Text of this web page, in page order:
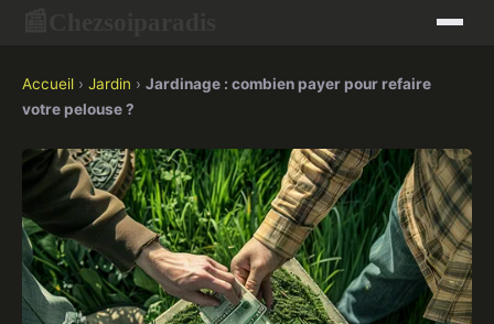
Accueil › Jardin › Jardinage : combien payer pour refaire
votre pelouse ?